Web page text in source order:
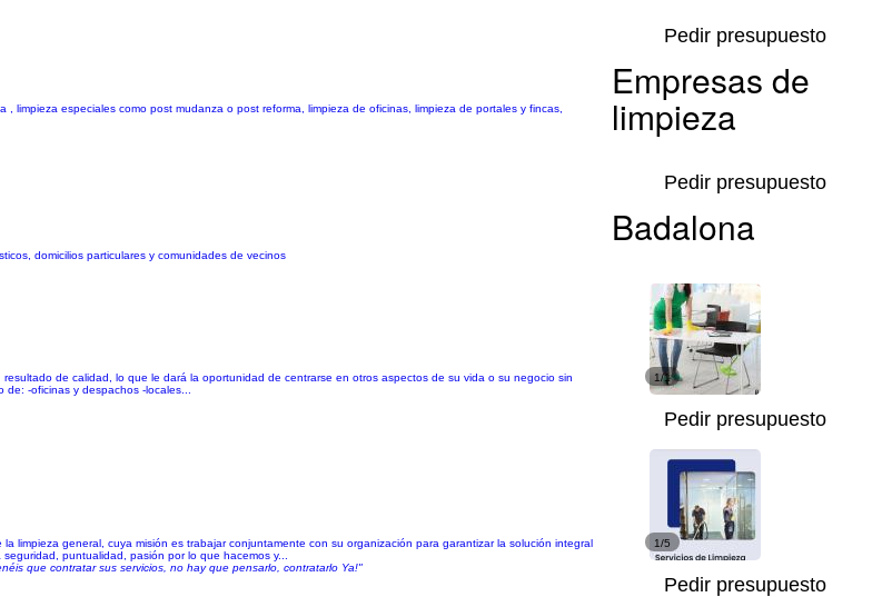
especiales como post mudanza o post reforma, limpieza de oficinas, limpieza de portales y fincas,
Pedir presupuesto
domicilios particulares y comunidades de vecinos
Pedir presupuesto
de calidad, lo que le dará la oportunidad de centrarse en otros aspectos de su vida o su negocio sin
-oficinas y despachos -locales...
1/1
Pedir presupuesto
limpieza general, cuya misión es trabajar conjuntamente con su organización para garantizar la solución integral
puntualidad, pasión por lo que hacemos y...
que contratar sus servicios, no hay que pensarlo, contratarlo Ya!"
1/5
Pedir presupuesto
Empresas de
limpieza
Badalona